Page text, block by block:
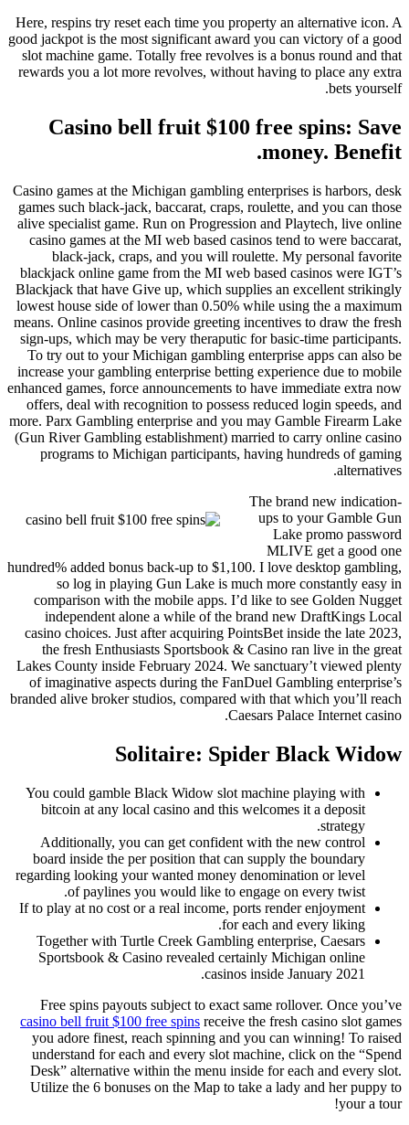
Here, respins try reset each time you property an alternative icon. A
good jackpot is the most significant award you can victory of a good
slot machine game. Totally free revolves is a bonus round and that
rewards you a lot more revolves, without having to place any extra
bets yourself.
Casino bell fruit $100 free spins: Save
money. Benefit.
Casino games at the Michigan gambling enterprises is harbors, desk
games such black-jack, baccarat, craps, roulette, and you can those
alive specialist game. Run on Progression and Playtech, live online
casino games at the MI web based casinos tend to were baccarat,
black-jack, craps, and you will roulette. My personal favorite
blackjack online game from the MI web based casinos were IGT’s
Blackjack that have Give up, which supplies an excellent strikingly
lowest house side of lower than 0.50% while using the a maximum
means. Online casinos provide greeting incentives to draw the fresh
sign-ups, which may be very theraputic for basic-time participants.
To try out to your Michigan gambling enterprise apps can also be
increase your gambling enterprise betting experience due to mobile
enhanced games, force announcements to have immediate extra now
offers, deal with recognition to possess reduced login speeds, and
more. Parx Gambling enterprise and you may Gamble Firearm Lake
(Gun River Gambling establishment) married to carry online casino
programs to Michigan participants, having hundreds of gaming
alternatives.
The brand new indication-
ups to your Gamble Gun
Lake promo password
MLIVE get a good one
hundred% added bonus back-up to $1,100. I love desktop gambling,
so log in playing Gun Lake is much more constantly easy in
comparison with the mobile apps. I’d like to see Golden Nugget
independent alone a while of the brand new DraftKings Local
casino choices. Just after acquiring PointsBet inside the late 2023,
the fresh Enthusiasts Sportsbook & Casino ran live in the great
Lakes County inside February 2024. We sanctuary’t viewed plenty
of imaginative aspects during the FanDuel Gambling enterprise’s
branded alive broker studios, compared with that which you’ll reach
Caesars Palace Internet casino.
Solitaire: Spider Black Widow
You could gamble Black Widow slot machine playing with
bitcoin at any local casino and this welcomes it a deposit
strategy.
Additionally, you can get confident with the new control
board inside the per position that can supply the boundary
regarding looking your wanted money denomination or level
of paylines you would like to engage on every twist.
If to play at no cost or a real income, ports render enjoyment
for each and every liking.
Together with Turtle Creek Gambling enterprise, Caesars
Sportsbook & Casino revealed certainly Michigan online
casinos inside January 2021.
Free spins payouts subject to exact same rollover. Once you’ve
casino bell fruit $100 free spins receive the fresh casino slot games
you adore finest, reach spinning and you can winning! To raised
understand for each and every slot machine, click on the “Spend
Desk” alternative within the menu inside for each and every slot.
Utilize the 6 bonuses on the Map to take a lady and her puppy to
your a tour!